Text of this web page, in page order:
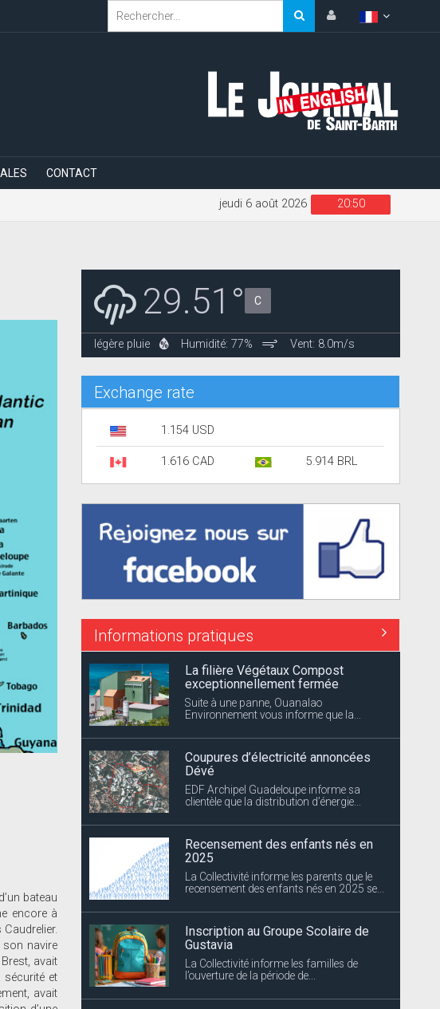
CONTACT
20:50
jeudi 6 août 2026
bateau
encore à
son navire
avait
sécurité et
avait
29.51° C
légère pluie Humidité: 77% Vent: 8.0m/s
Exchange rate
1.154 USD
1.616 CAD 5.914 BRL
Informations pratiques
La filière Végétaux Compost
exceptionnellement fermée
Suite à une panne, Ouanalao
Environnement vous informe que la...
Coupures d’électricité annoncées
Dévé
EDF Archipel Guadeloupe informe sa
clientèle que la distribution d’énergie...
Recensement des enfants nés en
2025
La Collectivité informe les parents que le
recensement des enfants nés en 2025 se...
Inscription au Groupe Scolaire de
Gustavia
La Collectivité informe les familles de
l’ouverture de la période de...